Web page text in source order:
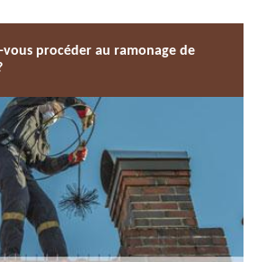
vous procéder au ramonage de